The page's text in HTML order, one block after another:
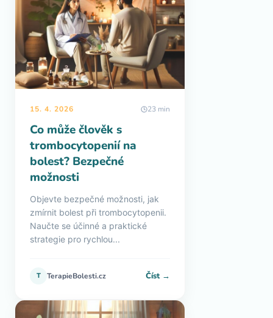
15. 4. 2026 23 min
Co může člověk s
trombocytopenií na
bolest? Bezpečné
možnosti
Objevte bezpečné možnosti, jak
zmírnit bolest při trombocytopenii.
Naučte se účinné a praktické
strategie pro rychlou...
T TerapieBolesti.cz Číst →